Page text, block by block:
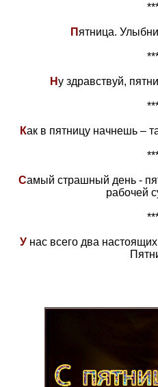
П ятница.
Ну здравствуй,
Как в пятницу начнешь –
Самый страшный день -
рабочей
Унас всего два